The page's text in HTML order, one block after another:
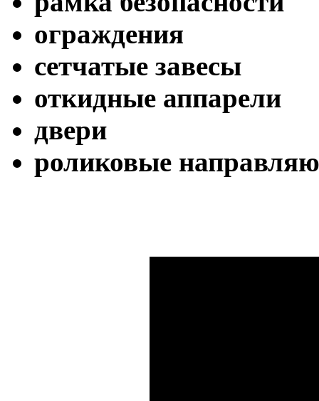
ограждения
сетчатые завесы
откидные аппарели
двери
роликовые